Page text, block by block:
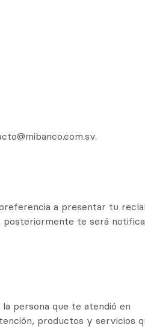
a presentar tu
posteriormente te será
persona que te atendió en
productos y servicios